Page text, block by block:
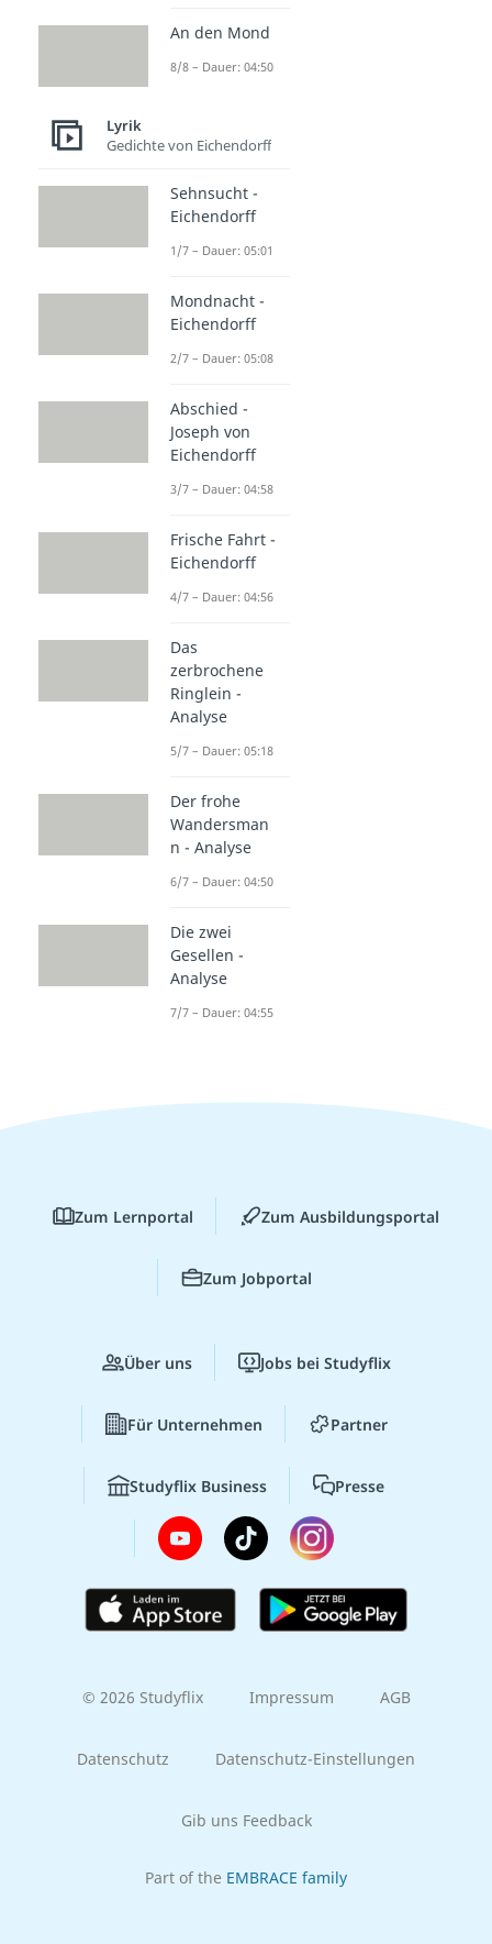
An den Mond
8/8 – Dauer: 04:50
Lyrik
Gedichte von Eichendorff
Sehnsucht -
Eichendorff
1/7 – Dauer: 05:01
Mondnacht -
Eichendorff
2/7 – Dauer: 05:08
Abschied -
Joseph von
Eichendorff
3/7 – Dauer: 04:58
Frische Fahrt -
Eichendorff
4/7 – Dauer: 04:56
Das
zerbrochene
Ringlein -
Analyse
5/7 – Dauer: 05:18
Der frohe
Wandersman
n - Analyse
6/7 – Dauer: 04:50
Die zwei
Gesellen -
Analyse
7/7 – Dauer: 04:55
Zum Lernportal Zum Ausbildungsportal
Zum Jobportal
Über uns Jobs bei Studyflix
Für Unternehmen Partner
Studyflix Business Presse
© 2026 Studyflix Impressum AGB
Datenschutz Datenschutz-Einstellungen
Gib uns Feedback
Part of the EMBRACE family